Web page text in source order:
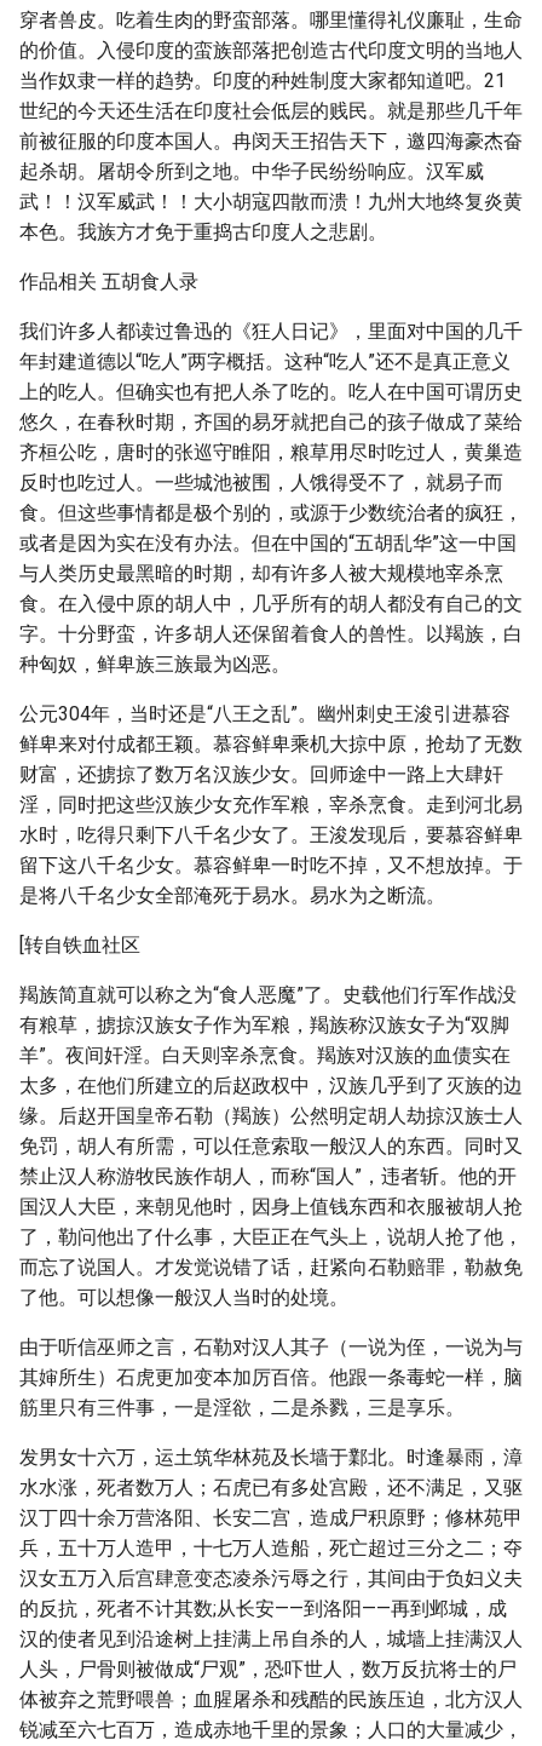
穿者兽皮。吃着生肉的野蛮部落。哪里懂得礼仪廉耻，生命
的价值。入侵印度的蛮族部落把创造古代印度文明的当地人
当作奴隶一样的趋势。印度的种姓制度大家都知道吧。21
世纪的今天还生活在印度社会低层的贱民。就是那些几千年
前被征服的印度本国人。冉闵天王招告天下，邀四海豪杰奋
起杀胡。屠胡令所到之地。中华子民纷纷响应。汉军威
武！！汉军威武！！大小胡寇四散而溃！九州大地终复炎黄
本色。我族方才免于重捣古印度人之悲剧。
作品相关 五胡食人录
我们许多人都读过鲁迅的《狂人日记》，里面对中国的几千
年封建道德以“吃人”两字概括。这种“吃人”还不是真正意义
上的吃人。但确实也有把人杀了吃的。吃人在中国可谓历史
悠久，在春秋时期，齐国的易牙就把自己的孩子做成了菜给
齐桓公吃，唐时的张巡守睢阳，粮草用尽时吃过人，黄巢造
反时也吃过人。一些城池被围，人饿得受不了，就易子而
食。但这些事情都是极个别的，或源于少数统治者的疯狂，
或者是因为实在没有办法。但在中国的“五胡乱华”这一中国
与人类历史最黑暗的时期，却有许多人被大规模地宰杀烹
食。在入侵中原的胡人中，几乎所有的胡人都没有自己的文
字。十分野蛮，许多胡人还保留着食人的兽性。以羯族，白
种匈奴，鲜卑族三族最为凶恶。
公元304年，当时还是“八王之乱”。幽州刺史王浚引进慕容
鲜卑来对付成都王颖。慕容鲜卑乘机大掠中原，抢劫了无数
财富，还掳掠了数万名汉族少女。回师途中一路上大肆奸
淫，同时把这些汉族少女充作军粮，宰杀烹食。走到河北易
水时，吃得只剩下八千名少女了。王浚发现后，要慕容鲜卑
留下这八千名少女。慕容鲜卑一时吃不掉，又不想放掉。于
是将八千名少女全部淹死于易水。易水为之断流。
[转自铁血社区
羯族简直就可以称之为“食人恶魔”了。史载他们行军作战没
有粮草，掳掠汉族女子作为军粮，羯族称汉族女子为“双脚
羊”。夜间奸淫。白天则宰杀烹食。羯族对汉族的血债实在
太多，在他们所建立的后赵政权中，汉族几乎到了灭族的边
缘。后赵开国皇帝石勒（羯族）公然明定胡人劫掠汉族士人
免罚，胡人有所需，可以任意索取一般汉人的东西。同时又
禁止汉人称游牧民族作胡人，而称“国人”，违者斩。他的开
国汉人大臣，来朝见他时，因身上值钱东西和衣服被胡人抢
了，勒问他出了什么事，大臣正在气头上，说胡人抢了他，
而忘了说国人。才发觉说错了话，赶紧向石勒赔罪，勒赦免
了他。可以想像一般汉人当时的处境。
由于听信巫师之言，石勒对汉人其子（一说为侄，一说为与
其婶所生）石虎更加变本加厉百倍。他跟一条毒蛇一样，脑
筋里只有三件事，一是淫欲，二是杀戮，三是享乐。
发男女十六万，运土筑华林苑及长墙于鄴北。时逢暴雨，漳
水水涨，死者数万人；石虎已有多处宫殿，还不满足，又驱
汉丁四十余万营洛阳、长安二宫，造成尸积原野；修林苑甲
兵，五十万人造甲，十七万人造船，死亡超过三分之二；夺
汉女五万入后宫肆意变态凌杀污辱之行，其间由于负妇义夫
的反抗，死者不计其数;从长安——到洛阳——再到邺城，成
汉的使者见到沿途树上挂满上吊自杀的人，城墙上挂满汉人
人头，尸骨则被做成“尸观”，恐吓世人，数万反抗将士的尸
体被弃之荒野喂兽；血腥屠杀和残酷的民族压迫，北方汉人
锐减至六七百万，造成赤地千里的景象；人口的大量减少，